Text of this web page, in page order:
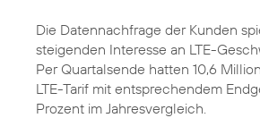
Die Datennachfrage der Kunden
steigenden Interesse an LTE-
Per Quartalsende hatten 10,6
LTE-Tarif mit entsprechendem
Prozent im Jahresvergleich.